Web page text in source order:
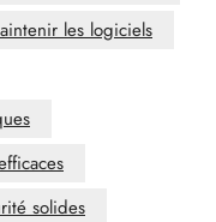
les logiciels
solides